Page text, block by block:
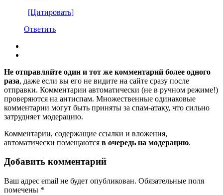
[Цитировать]
Ответить
Не отправляйте один и тот же комментарий более одного
раза, даже если вы его не видите на сайте сразу после
отправки. Комментарии автоматически (не в ручном режиме!)
проверяются на антиспам. Множественные одинаковые
комментарии могут быть приняты за спам-атаку, что сильно
затрудняет модерацию.
Комментарии, содержащие ссылки и вложения,
автоматически помещаются в очередь на модерацию.
Добавить комментарий
Ваш адрес email не будет опубликован. Обязательные поля
помечены *